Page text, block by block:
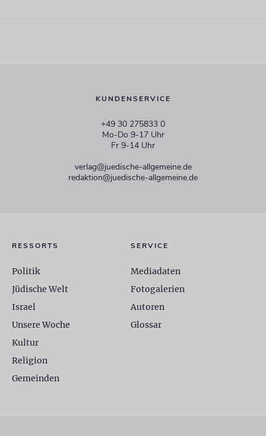
KUNDENSERVICE
+49 30 275833 0
Mo-Do 9-17 Uhr
Fr 9-14 Uhr
verlag@juedische-allgemeine.de
redaktion@juedische-allgemeine.de
RESSORTS
Politik
Jüdische Welt
Israel
Unsere Woche
Kultur
Religion
Gemeinden
SERVICE
Mediadaten
Fotogalerien
Autoren
Glossar